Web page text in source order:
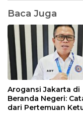
Baca Juga
Arogansi Jakarta di
Beranda Negeri:
dari Pertemuan